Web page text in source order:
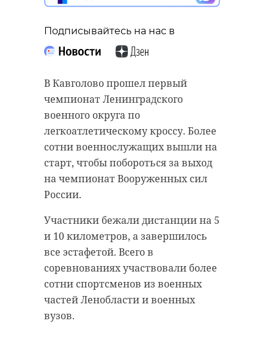
Подписывайтесь на нас в
В Кавголово прошел первый
чемпионат Ленинградского
военного округа по
легкоатлетическому кроссу. Более
сотни военнослужащих вышли на
старт, чтобы побороться за выход
на чемпионат Вооруженных сил
России.
Участники бежали дистанции на 5
и 10 километров, а завершилось
все эстафетой. Всего в
соревнованиях участвовали более
сотни спортсменов из военных
частей Ленобласти и военных
вузов.